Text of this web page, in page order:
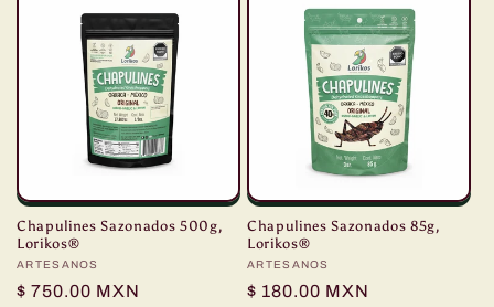
Chapulines Sazonados 500g,
Lorikos®
Proveedor:
ARTESANOS
Precio
$ 750.00 MXN
Chapulines Sazonados 85g,
Lorikos®
Proveedor:
ARTESANOS
Precio
$ 180.00 MXN